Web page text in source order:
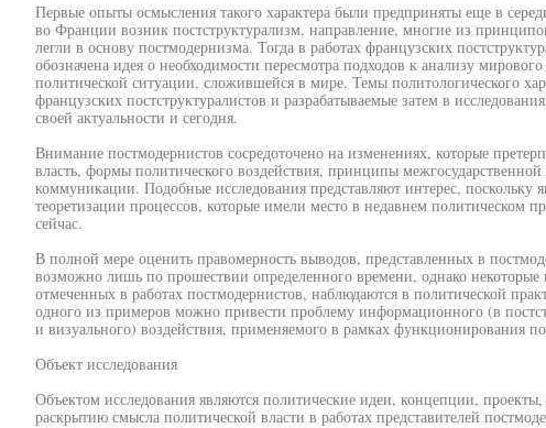
Первые опыты осмысления такого характера были предприняты еще в
во Франции возник постструктурализм, направление, многие из
легли в основу постмодернизма. Тогда в работах французских
обозначена идея о необходимости пересмотра подходов к анализу
политической ситуации, сложившейся в мире. Темы политологического
французских постструктуралистов и разрабатываемые затем в
своей актуальности и сегодня.
Внимание постмодернистов сосредоточено на изменениях, которые
власть, формы политического воздействия, принципы межгосударственной
коммуникации. Подобные исследования представляют интерес, поскольку
теоретизации процессов, которые имели место в недавнем политическом
сейчас.
В полной мере оценить правомерность выводов, представленных в
возможно лишь по прошествии определенного времени, однако некоторые
отмеченных в работах постмодернистов, наблюдаются в политической
одного из примеров можно привести проблему информационного (в
и визуального) воздействия, применяемого в рамках функционирования
Объект исследования
Объектом исследования являются политические идеи, концепции, проекты,
раскрытию смысла политической власти в работах представителей